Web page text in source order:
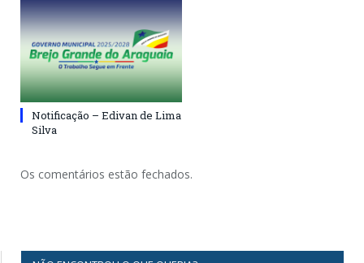
Notificação – Edivan de Lima
Silva
Os comentários estão fechados.